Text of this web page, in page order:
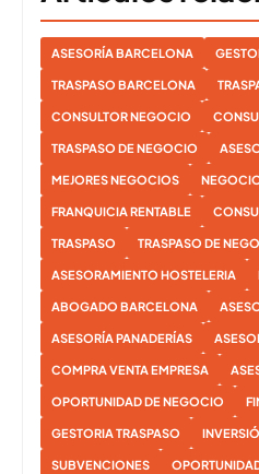
ASESORÍA BARCELONA
TRASPASO BARCELONA
CONSULTOR NEGOCIO
TRASPASO DE NEGOCIO
MEJORES NEGOCIOS
FRANQUICIA RENTABLE
TRASPASO TRASPASO DE
ASESORAMIENTO HOSTELERIA
ABOGADO BARCELONA
ASESORÍA PANADERÍAS
COMPRA VENTA EMPRESA
OPORTUNIDAD DE NEGOCIO
GESTORIA TRASPASO
SUBVENCIONES